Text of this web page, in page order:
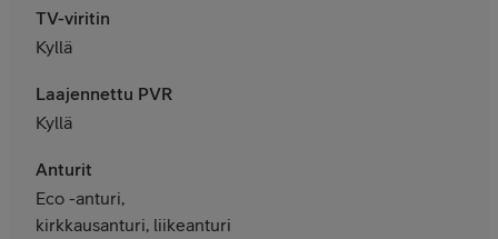
TV-viritin
Kyllä
Laajennettu PVR
Kyllä
Anturit
Eco -anturi,
kirkkausanturi, liikeanturi